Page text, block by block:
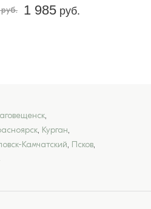
1 985руб.
,
, Курган,
Камчатский, Псков,